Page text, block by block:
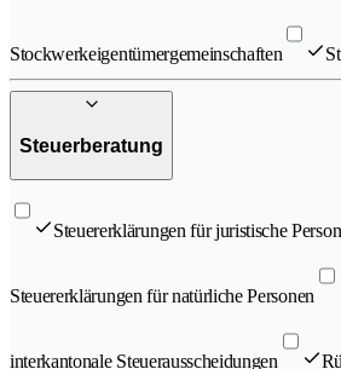
Stockwerkeigentümergemeinschaften
Steuerberatung
Steuererklärungen für juristische
Steuererklärungen für natürliche Personen
interkantonale Steuerausscheidungen